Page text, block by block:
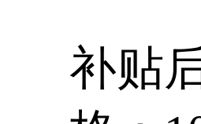
补贴